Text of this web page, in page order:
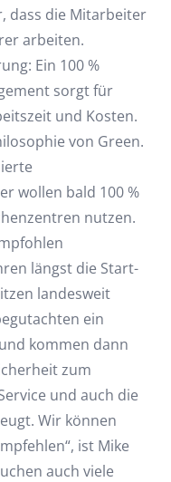
dass die Mitarbeiter
arbeiten.
Ein 100 %
sorgt für
und Kosten.
von Green.
wollen bald 100 %
nutzen.
längst die Start-
landesweit
ein
kommen dann
zum
und auch die
Wir können
ist Mike
auch viele